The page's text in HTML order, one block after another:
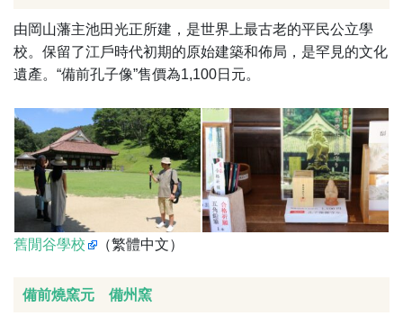
由岡山藩主池田光正所建，是世界上最古老的平民公立學
校。保留了江戶時代初期的原始建築和佈局，是罕見的文化
遺產。“備前孔子像”售價為1,100日元。
舊閒谷學校 （繁體中文）
備前燒窯元 備州窯